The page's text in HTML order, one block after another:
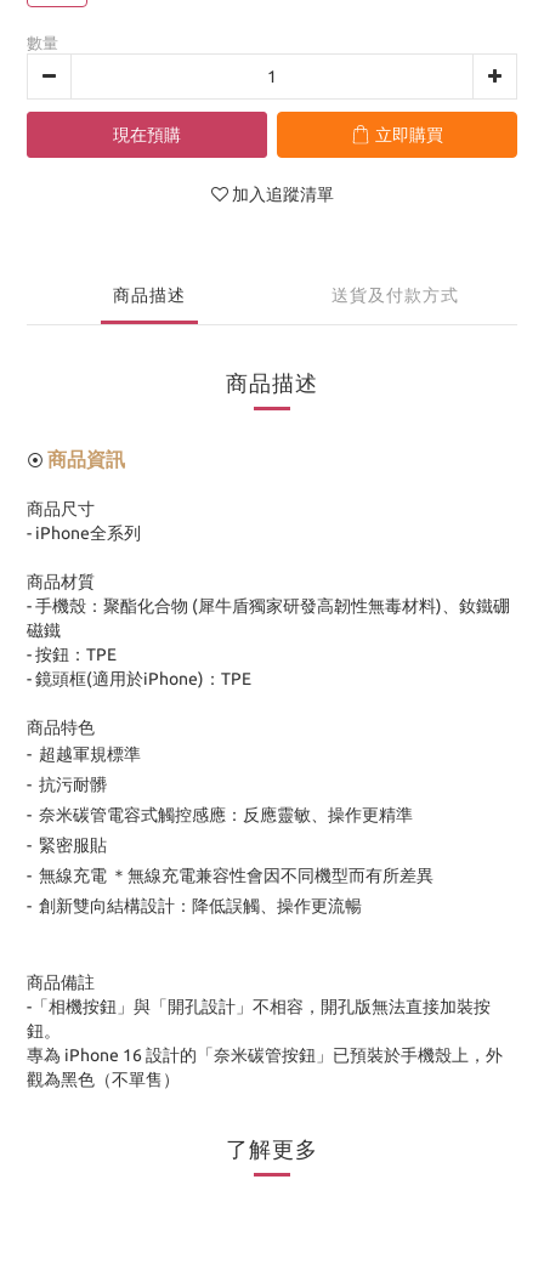
數量
現在預購 立即購買
加入追蹤清單
商品描述 送貨及付款方式
商品描述
⦿ 商品資訊
商品尺寸
- iPhone全系列
商品材質
- 手機殼：聚酯化合物 (犀牛盾獨家研發高韌性無毒材料)、釹鐵硼
磁鐵
- 按鈕：TPE
- 鏡頭框(適用於iPhone)：TPE
商品特色
- 超越軍規標準
- 抗污耐髒
- 奈米碳管電容式觸控感應：反應靈敏、操作更精準
- 緊密服貼
- 無線充電 ＊無線充電兼容性會因不同機型而有所差異
- 創新雙向結構設計：降低誤觸、操作更流暢
商品備註
-「相機按鈕」與「開孔設計」不相容，開孔版無法直接加裝按
鈕。
專為 iPhone 16 設計的「奈米碳管按鈕」已預裝於手機殼上，外
觀為黑色（不單售）
了解更多